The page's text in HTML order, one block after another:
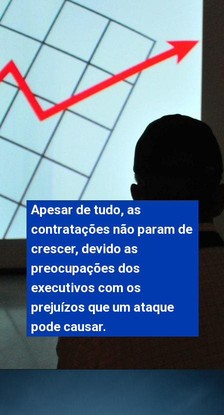
Apesar de tudo, as
contratações não param de
crescer, devido as
preocupações dos
executivos com os
prejuízos que um ataque
pode causar.